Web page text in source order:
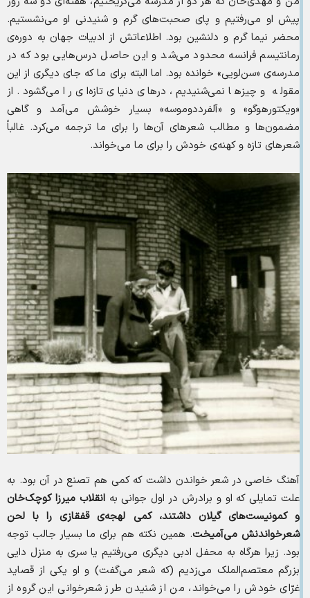
پیش او می‌رفتیم و پای صحبت‌های گرم و شنیدنی او می‌نشستیم.
محضر نیما گرم و دلنشین بود. اطلاعاتش از ادبیات جهان به دوره‌ی
رمانتیسم فرانسه محدود می‌شد و این حاصل درس‌هایی بود که در
مدرسه‌ی «سن‌لویی» خوانده بود. اما البته برای ما که جای دیگری از این
مقوله و چیزها نمی‌شنیدیم، درهای دنیای تازه‌ای را می‌گشود. از
«ویکتورهوگو» و «آلفرددوموسه» بسیار خوشش می‌آمد و گاهی
مضمون‌ها و مطالب شعرهای آن‌ها را برای ما ترجمه می‌کرد. غالباً
شعرهای تازه و کهنه‌ی خودش را برای ما می‌خواند.
آهنگ خاصی در شعر خواندن داشت که کمی هم تصنع در آن بود. به
علت تمایلی که او و برادرش در اول جوانی بهانقلاب میرزا کوچک‌خان
و کمونیست‌های گیلان داشتند، کمی لهجه‌ی قفقازی را با لحن
شعرخواندنش می‌آمیخت. همین نکته هم برای ما بسیار جالب توجه
بود. زیرا هرگاه به محفل ادبی دیگری می‌رفتیم یا سری به منزل دایی
بزرگم معتصم‌الملک می‌زدیم (که شعر می‌گفت) و او یکی از قصاید
غرّای خودش را می‌خواند، من از شنیدن طرز شعرخوانی این گروه از